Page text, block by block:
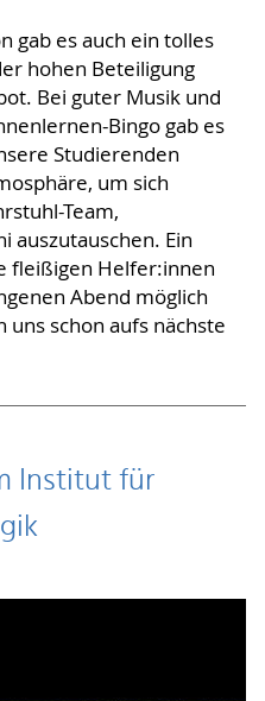
gab es auch ein tolles
hohen Beteiligung
Bei guter Musik und
Bingo gab es
Studierenden
um sich
Team,
auszutauschen. Ein
fleißigen Helfer:innen
Abend möglich
schon aufs nächste
Institut für